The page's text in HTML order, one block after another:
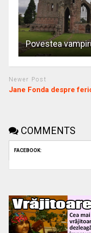
Povestea
Newer Post
Jane Fonda despre
COMMENTS
FACEBOOK: